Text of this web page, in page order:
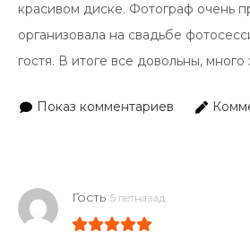
красивом диске. Фотограф очень
организовала на свадьбе
гостя. В итоге все довольны,
Показ комментариев
Гость 5 летназад